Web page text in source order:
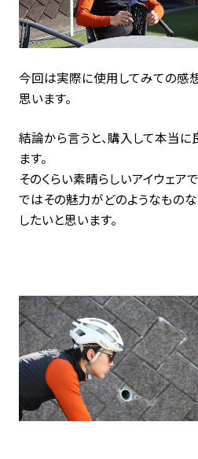
今回は実際に使用してみての感
思います。
結論から言うと、購入して本当
ます。
そのくらい素晴らしいアイウェアで
ではその魅力がどのようなもの
したいと思います。